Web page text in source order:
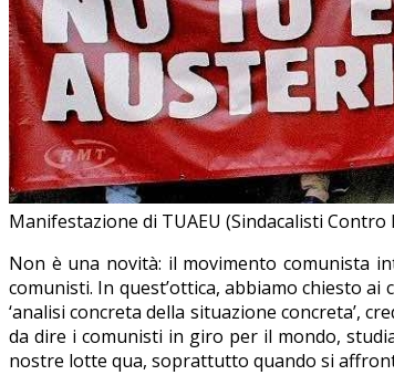
Manifestazione di TUAEU (Sindacalisti Contro
Non è una novità: il movimento comunista
comunisti. In quest’ottica, abbiamo chiesto ai
‘analisi concreta della situazione concreta’,
da dire i comunisti in giro per il mondo,
nostre lotte qua, soprattutto quando si